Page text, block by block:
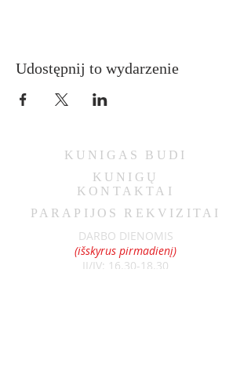
Udostępnij to wydarzenie
KUNIGAS BUDI
KUNIGŲ
KONTAKTAI
PARAPIJOS REKVIZITAI
DARBO DIENOMIS
(išskyrus pirmadienį)
II/IV: 16.30-18.30